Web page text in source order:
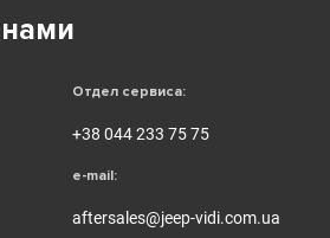
Отдел сервиса:
+38 044 233 75 75
e-mail:
aftersales@jeep-vidi.com.ua